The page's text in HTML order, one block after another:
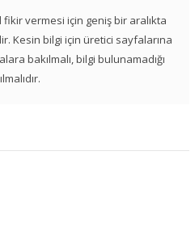
fikir vermesi için geniş bir aralıkta
Kesin bilgi için üretici sayfalarına
bakılmalı, bilgi bulunamadığı